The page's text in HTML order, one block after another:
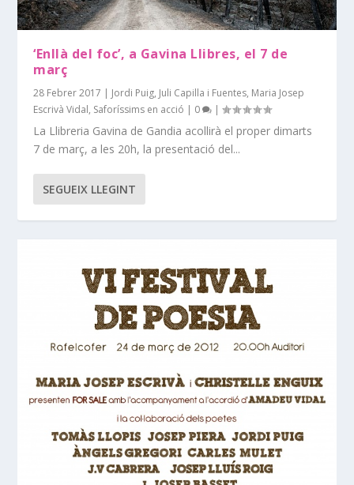
‘Enllà del foc’, a Gavina Llibres, el 7 de
març
28 Febrer 2017 | Jordi Puig, Juli Capilla i Fuentes, Maria Josep
Escrivà Vidal, Saforíssims en acció | 0 |
La Llibreria Gavina de Gandia acollirà el proper dimarts
7 de març, a les 20h, la presentació del...
SEGUEIX LLEGINT